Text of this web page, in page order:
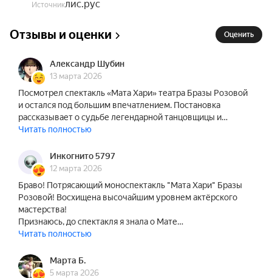
Источниклис.рус
Отзывы и оценки Оценить
Александр Шубин
13 марта 2026
Посмотрел спектакль «Мата Хари» театра Бразы Розовой
и остался под большим впечатлением. Постановка
рассказывает о судьбе легендарной танцовщицы и…
Читать полностью
Инкогнито 5797
12 марта 2026
Браво! Потрясающий моноспектакль "Мата Хари" Бразы
Розовой! Восхищена высочайшим уровнем актёрского
мастерства!
Признаюсь, до спектакля я знала о Мате…
Читать полностью
Марта Б.
5 марта 2026